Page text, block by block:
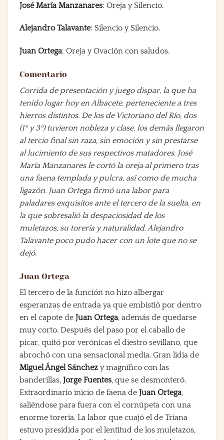
José María Manzanares: Oreja y Silencio.
Alejandro Talavante: Silencio y Silencio.
Juan Ortega: Oreja y Ovación con saludos.
Comentario
Corrida de presentación y juego dispar, la que ha
tenido lugar hoy en Albacete, perteneciente a tres
hierros distintos. De los de Victoriano del Río, dos
(1º y 3º) tuvieron nobleza y clase, los demás llegaron
al tercio final sin raza, sin emoción y sin prestarse
al lucimiento de sus respectivos matadores. José
María Manzanares le cortó la oreja al primero tras
una faena templada y pulcra, así como de mucha
ligazón. Juan Ortega firmó una labor para
paladares exquisitos ante el tercero de la suelta, en
la que sobresalió la despaciosidad de los
muletazos, su torería y naturalidad. Alejandro
Talavante poco pudo hacer con un lote que no se
dejó.
Juan Ortega
El tercero de la función no hizo albergar
esperanzas de entrada ya que embistió por dentro
en el capote de Juan Ortega, además de quedarse
muy corto. Después del paso por el caballo de
picar, quitó por verónicas el diestro sevillano, que
abrochó con una sensacional media. Gran lidia de
Miguel Ángel Sánchez y magnífico con las
banderillas, Jorge Fuentes, que se desmonteró.
Extraordinario inicio de faena de Juan Ortega,
saliéndose para fuera con el cornúpeta con una
enorme torería. La labor que cuajó el de Triana
estuvo presidida por el lentitud de los muletazos,